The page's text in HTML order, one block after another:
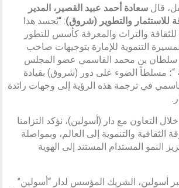
قالسعادة أحمد عبيد القصير، المدير
للاستثمار والتطوير (شروق): “يُجسد هذا
والتراث والمعرفة كأسس للتطور
التنموية للإمارة بتوجيهات صاحب
سلطان بن محمد القاسمي عضو المجلس
“؛ مسلطاً الضوء على دور (شروق) بقيادة
في ترجمة هذه الرؤية إلى وجهات رائدة
التعاون مع دار (أسولين)، نؤكد التزامنا
الثقافية والتنموية إلى العالم، وبمواصلة
النمو المستدام المستند إلى الهوية
أسولين، الشريك المؤسس لدار “أسولين”